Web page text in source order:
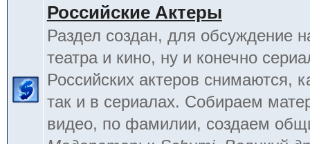
Российские Актеры
Раздел создан, для обсуждение
театра и кино, ну и конечно
Российских актеров снимаются,
так и в сериалах. Собираем
видео, по фамилии, создаем